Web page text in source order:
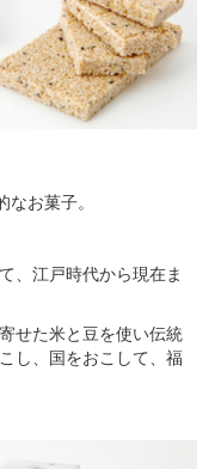
お菓子。
、江戸時代から現在ま
せた米と豆を使い伝統
し、国をおこして、福